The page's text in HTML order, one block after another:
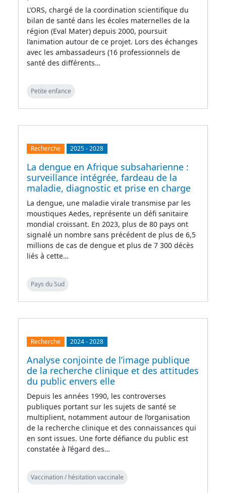
L’ORS, chargé de la coordination scientifique du
bilan de santé dans les écoles maternelles de la
région (Eval Mater) depuis 2000, poursuit
l’animation autour de ce projet. Lors des échanges
avec les ambassadeurs (16 professionnels de
santé des différents…
Petite enfance
Recherche 2025-2028
La dengue en Afrique subsaharienne :
surveillance intégrée, fardeau de la
maladie, diagnostic et prise en charge
La dengue, une maladie virale transmise par les
moustiques Aedes, représente un défi sanitaire
mondial croissant. En 2023, plus de 80 pays ont
signalé un nombre sans précédent de plus de 6,5
millions de cas de dengue et plus de 7 300 décès
liés à cette…
Pays du Sud
Recherche 2024-2028
Analyse conjointe de l’image publique
de la recherche clinique et des attitudes
du public envers elle
Depuis les années 1990, les controverses
publiques portant sur les sujets de santé se
multiplient, notamment autour de l’organisation
de la recherche clinique et des connaissances qui
en sont issues. Une forte défiance du public est
constatée à l’égard des…
Vaccination / hésitation vaccinale